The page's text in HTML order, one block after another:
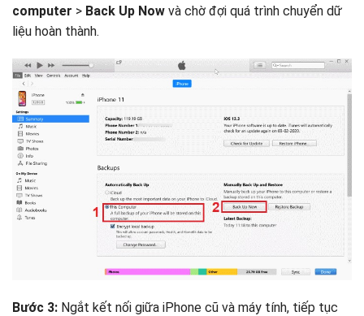
computer > Back Up Now và chờ đợi quá trình chuyển dữ
liệu hoàn thành.
Bước 3: ​Ngắt kết nối giữa iPhone cũ và máy tính, tiếp tục